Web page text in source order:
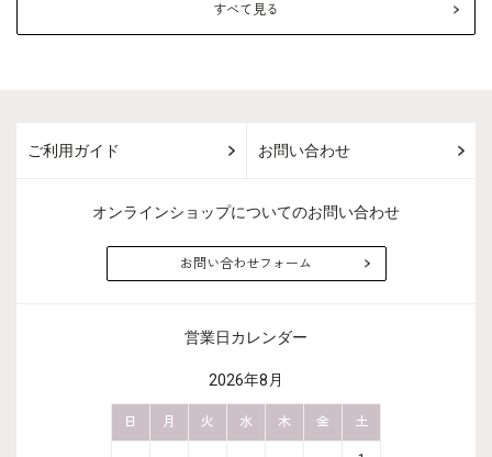
すべて見る
ご利用ガイド お問い合わせ
オンラインショップについてのお問い合わせ
お問い合わせフォーム
営業日カレンダー
2026年8月
日 月 火 水 木 金 土